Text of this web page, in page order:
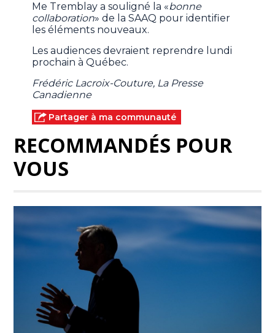
Me Tremblay a souligné la «bonne
collaboration» de la SAAQ pour identifier
les éléments nouveaux.
Les audiences devraient reprendre lundi
prochain à Québec.
Frédéric Lacroix-Couture, La Presse
Canadienne
Partager à ma communauté
RECOMMANDÉS POUR
VOUS